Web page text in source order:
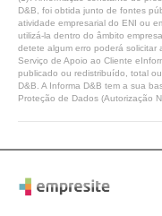
D&B, foi obtida junto de fontes
atividade empresarial do ENI ou
utilizá-la dentro do âmbito
detete algum erro poderá
Serviço de Apoio ao Cliente
publicado ou redistribuído, total
D&B. A Informa D&B tem a sua
Proteção de Dados (Autorização